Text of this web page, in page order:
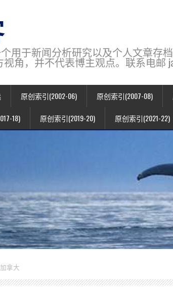
一个用于新闻分析研究以及个人文章
角，并不代表博主观点。联系电邮
原创索引(2002-06) 原创索引(2007-08)
18) 原创索引(2019-20) 原创索引(2021-22)
拿大